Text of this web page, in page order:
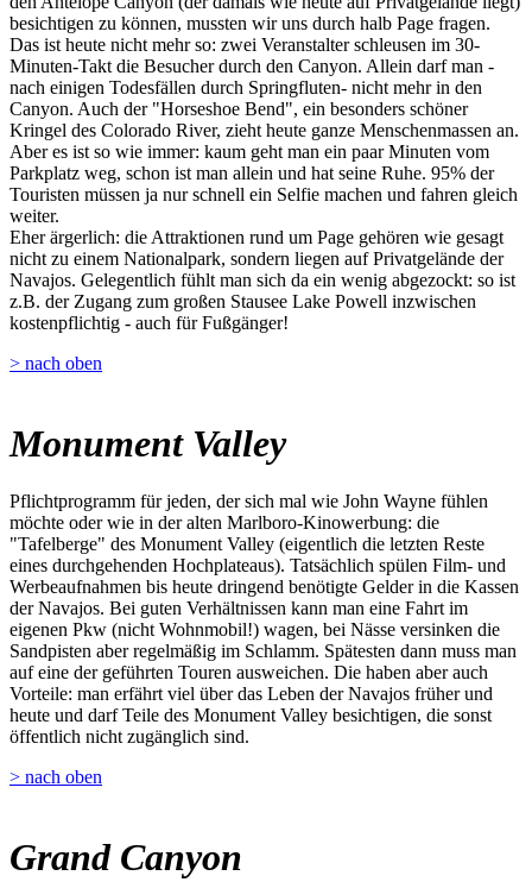
besichtigen zu können, mussten wir uns durch halb Page fragen.
Das ist heute nicht mehr so: zwei Veranstalter schleusen im 30-
Minuten-Takt die Besucher durch den Canyon. Allein darf man -
nach einigen Todesfällen durch Springfluten- nicht mehr in den
Canyon. Auch der "Horseshoe Bend", ein besonders schöner
Kringel des Colorado River, zieht heute ganze Menschenmassen an.
Aber es ist so wie immer: kaum geht man ein paar Minuten vom
Parkplatz weg, schon ist man allein und hat seine Ruhe. 95% der
Touristen müssen ja nur schnell ein Selfie machen und fahren gleich
weiter.
Eher ärgerlich: die Attraktionen rund um Page gehören wie gesagt
nicht zu einem Nationalpark, sondern liegen auf Privatgelände der
Navajos. Gelegentlich fühlt man sich da ein wenig abgezockt: so ist
z.B. der Zugang zum großen Stausee Lake Powell inzwischen
kostenpflichtig - auch für Fußgänger!
> nach oben
Monument Valley
Pflichtprogramm für jeden, der sich mal wie John Wayne fühlen
möchte oder wie in der alten Marlboro-Kinowerbung: die
"Tafelberge" des Monument Valley (eigentlich die letzten Reste
eines durchgehenden Hochplateaus). Tatsächlich spülen Film- und
Werbeaufnahmen bis heute dringend benötigte Gelder in die Kassen
der Navajos. Bei guten Verhältnissen kann man eine Fahrt im
eigenen Pkw (nicht Wohnmobil!) wagen, bei Nässe versinken die
Sandpisten aber regelmäßig im Schlamm. Spätesten dann muss man
auf eine der geführten Touren ausweichen. Die haben aber auch
Vorteile: man erfährt viel über das Leben der Navajos früher und
heute und darf Teile des Monument Valley besichtigen, die sonst
öffentlich nicht zugänglich sind.
> nach oben
Grand Canyon